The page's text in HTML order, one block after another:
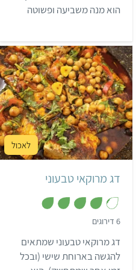
ו
הוא מנה משביעה ופשוטה
שלך.
בינוני 4 מנות
מרוקאי
דג מרוקאי טבעוני
6 דירוגים
2
מ
ת
דג מרוקאי טבעוני שמתאים
להגשה בארוחת שישי (ובכל